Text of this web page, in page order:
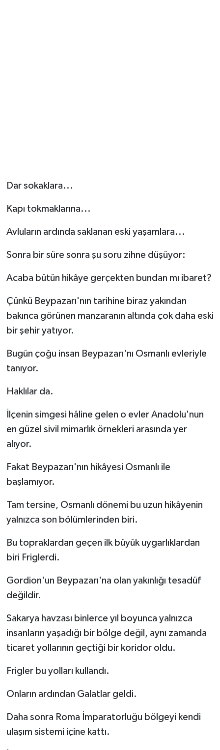
Dar sokaklara...
Kapı tokmaklarına...
Avluların ardında saklanan eski yaşamlara...
Sonra bir süre sonra şu soru zihne düşüyor:
Acaba bütün hikâye gerçekten bundan mı ibaret?
Çünkü Beypazarı'nın tarihine biraz yakından
bakınca görünen manzaranın altında çok daha eski
bir şehir yatıyor.
Bugün çoğu insan Beypazarı'nı Osmanlı evleriyle
tanıyor.
Haklılar da.
İlçenin simgesi hâline gelen o evler Anadolu'nun
en güzel sivil mimarlık örnekleri arasında yer
alıyor.
Fakat Beypazarı'nın hikâyesi Osmanlı ile
başlamıyor.
Tam tersine, Osmanlı dönemi bu uzun hikâyenin
yalnızca son bölümlerinden biri.
Bu topraklardan geçen ilk büyük uygarlıklardan
biri Friglerdi.
Gordion'un Beypazarı'na olan yakınlığı tesadüf
değildir.
Sakarya havzası binlerce yıl boyunca yalnızca
insanların yaşadığı bir bölge değil, aynı zamanda
ticaret yollarının geçtiği bir koridor oldu.
Frigler bu yolları kullandı.
Onların ardından Galatlar geldi.
Daha sonra Roma İmparatorluğu bölgeyi kendi
ulaşım sistemi içine kattı.